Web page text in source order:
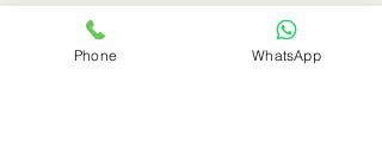
Phone WhatsApp